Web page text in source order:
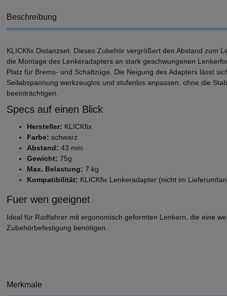
Beschreibung
KLICKfix Distanzset: Dieses Zubehör vergrößert den Abstand zum
die Montage des Lenkeradapters an stark geschwungenen
Platz für Brems- und Schaltzüge. Die Neigung des Adapters lässt
Seilabspannung werkzeuglos und stufenlos anpassen, ohne die
beeinträchtigen.
Specs auf einen Blick
Hersteller: KLICKfix
Farbe: schwarz
Abstand: 43 mm
Gewicht: 75g
Max. Belastung: 7 kg
Kompatibilität: KLICKfix Lenkeradapter (nicht im
Fuer wen geeignet
Ideal für Radfahrer mit ergonomisch geformten Lenkern, die eine
Zubehörbefestigung benötigen.
Merkmale